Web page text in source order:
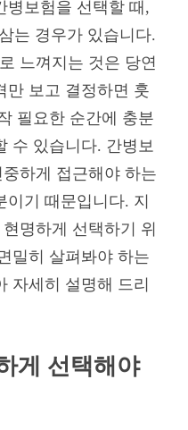
병보험을 선택할 때,
는 경우가 있습니다.
느껴지는 것은 당연
만 보고 결정하면 훗
필요한 순간에 충분
수 있습니다. 간병보
하게 접근해야 하는
이기 때문입니다. 지
현명하게 선택하기 위
밀히 살펴봐야 하는
자세히 설명해 드리
게 선택해야